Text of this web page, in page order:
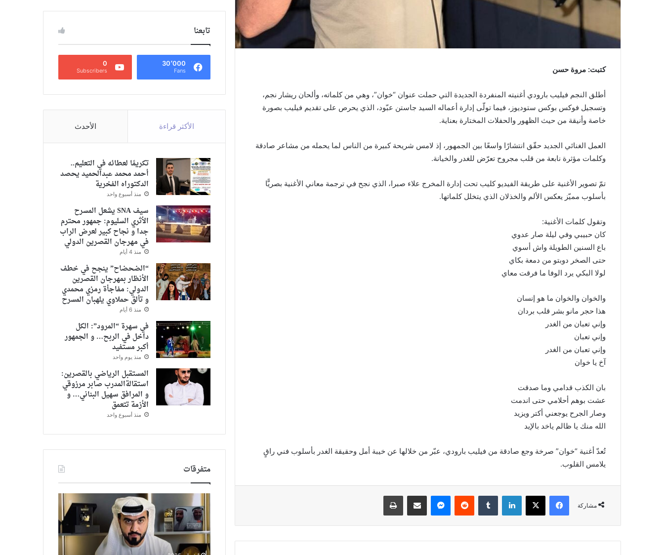
كتبت: مروة حسن
أطلق النجم فيليب بارودي أغنيته المنفردة الجديدة التي حملت عنوان “خوان”، وهي من كلماته، وألحان ريشار نجم،
وتسجيل فوكس بوكس ستوديوز، فيما تولّى إدارة أعماله السيد جاستن عبّود، الذي يحرص على تقديم فيليب بصورة
خاصة وأنيقة من حيث الظهور والحفلات المختارة بعناية.
العمل الغنائي الجديد حقّق انتشارًا واسعًا بين الجمهور، إذ لامس شريحة كبيرة من الناس لما يحمله من مشاعر صادقة
وكلمات مؤثرة نابعة من قلب مجروح تعرّض للغدر والخيانة.
تمّ تصوير الأغنية على طريقة الفيديو كليب تحت إدارة المخرج علاء صبرا، الذي نجح في ترجمة معاني الأغنية بصريًّا
بأسلوب مميّز يعكس الألم والخذلان الذي يتخلل كلماتها.
وتقول كلمات الأغنية:
كان حبيبي وفي ليلة صار عدوي
باع السنين الطويلة واش أسوي
حتى الصخر دوبتو من دمعة بكاي
لولا البكي يرد الوفا ما فرقت معاي
والخوان والخوان ما هو إنسان
هذا حجر مانو بشر قلب بردان
وإني تعبان من الغدر
وإني تعبان
وإني تعبان من الغدر
آخ يا خوان
بان الكذب قدامي وما صدقت
عشت بوهم أحلامي حتى اندمت
وصار الجرح يوجعني أكتر ويزيد
الله منك يا ظالم ياخد بالإيد
تُعدّ أغنية “خوان” صرخة وجع صادقة من فيليب بارودي، عبّر من خلالها عن خيبة أمل وحقيقة الغدر بأسلوب فني راقٍ
يلامس القلوب.
مشاركة
فيسبوك X لينكدإن ماسنجر نشر بالبريد الالكترونيطباعة
تابعنا
30٬000
Fans
0
Subscribers
الأكثر قراءة الأحدث
تكريمًا لعطائه في التعليم..
أحمد محمد عبدالحميد يحصد
الدكتوراه الفخرية
منذ أسبوع واحد
سيف SNA يشعل المسرح
الأثري السليوم: جمهور محترم
جدا و نجاح كبير لعرض الراب
في مهرجان القصرين الدولي
منذ 4 أيام
“الضحضاح” ينجح في خطف
الأنظار بمهرجان القصرين
الدولي: مفاجأة رمزي محمدي
و تألق حملاوي يلهبان المسرح
منذ 6 أيام
في سهرة “المرود”: الكل
داخل في الربح… و الجمهور
أكبر مستفيد
منذ يوم واحد
المستقبل الرياضي بالقصرين:
استقالةالمدرب صابر مرزوقي
و المرافق سهيل البناني… و
الأزمة تتعمق
منذ أسبوع واحد
متفرقات
ندا
زيدان
تطلق
“من
غير
لـ
ريهام
الجزائر
تسجيل
246حالة
جديدة
و20وفاة
الحج..
توسعات